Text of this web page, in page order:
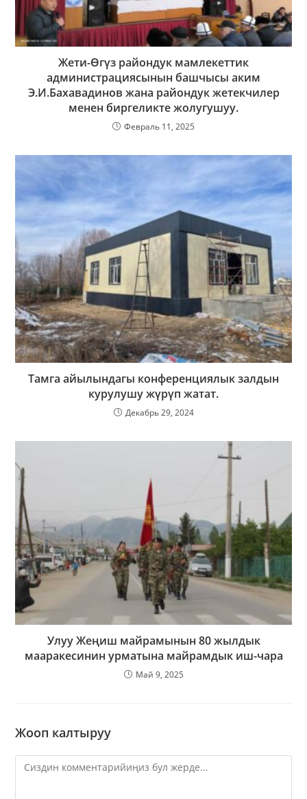
Жети-Ѳгүз райондук мамлекеттик
администрациясынын башчысы аким
Э.И.Бахавадинов жана райондук жетекчилер
менен биргеликте жолугушуу.
Февраль 11, 2025
Тамга айылындагы конференциялык залдын
курулушу жүрүп жатат.
Декабрь 29, 2024
Улуу Жеңиш майрамынын 80 жылдык
мааракесинин урматына майрамдык иш-чара
Май 9, 2025
Жооп калтыруу